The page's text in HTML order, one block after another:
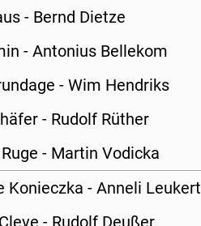
- Bernd Dietze
- Antonius Bellekom
- Wim Hendriks
- Rudolf Rüther
- Martin Vodicka
Konieczka - Anneli Leukert
- Rudolf Deußer